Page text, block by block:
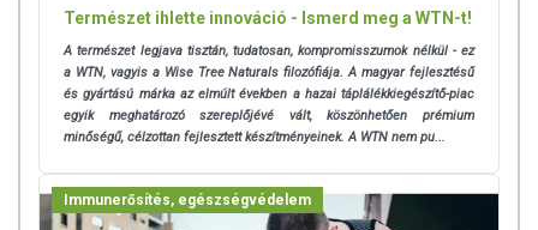
Ne szedje a készítményt, ha az összetevők bármelyikére érzékeny
vagy allergiás! Kisgyermektől elzárva tartandó!
Természet ihlette innováció - Ismerd meg a WTN-t!
A természet legjava tisztán, tudatosan, kompromisszumok nélkül - ez
a WTN, vagyis a Wise Tree Naturals filozófiája. A magyar fejlesztésű
és gyártású márka az elmúlt években a hazai táplálékkiegészítő-piac
egyik meghatározó szereplőjévé vált, köszönhetően prémium
minőségű, célzottan fejlesztett készítményeinek. A WTN nem pu...
Immunerősítés, egészségvédelem